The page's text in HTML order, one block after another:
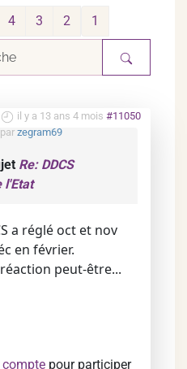
1
2
3
4
il y a 13 ans 4 mois #11050
par zegram69
Re: DDCS
l'Etat
a réglé oct et nov
en février.
peut-être...
compte pour participer